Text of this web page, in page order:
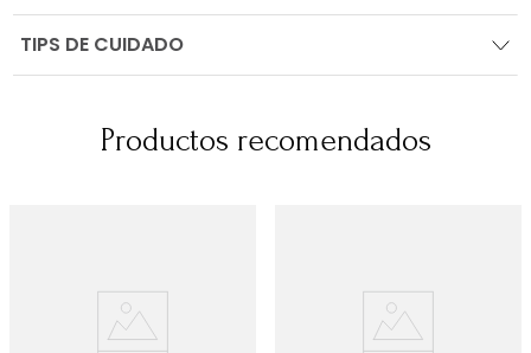
TIPS DE CUIDADO
Productos recomendados